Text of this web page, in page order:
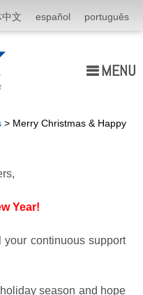
文 español português
MENU
> Merry Christmas & Happy
Year!
continuous support
season and hope